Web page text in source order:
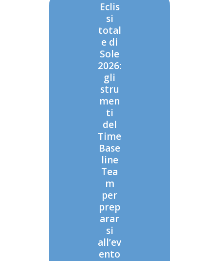
Eclis
si
total
e di
Sole
2026:
gli
stru
men
ti
del
Time
Base
line
Tea
m
per
prep
arar
si
all’ev
ento